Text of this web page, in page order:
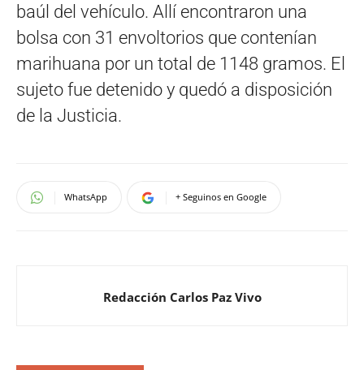
baúl del vehículo. Allí encontraron una
bolsa con 31 envoltorios que contenían
marihuana por un total de 1148 gramos. El
sujeto fue detenido y quedó a disposición
de la Justicia.
WhatsApp + Seguinos en Google
Redacción Carlos Paz Vivo